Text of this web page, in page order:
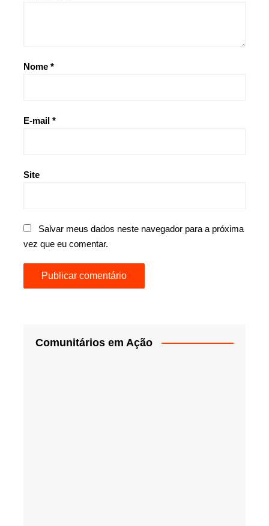
Nome *
E-mail *
Site
Salvar meus dados neste navegador para a próxima
vez que eu comentar.
Comunitários em Ação